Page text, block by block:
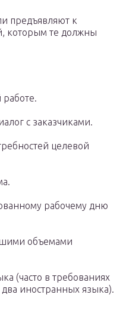
предъявляют к
которым те должны
работе.
с заказчиками.
целевой
рабочему дню
объемами
(часто в требованиях
иностранных языка).